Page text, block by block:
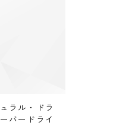
ラル・ドラ
バードライ